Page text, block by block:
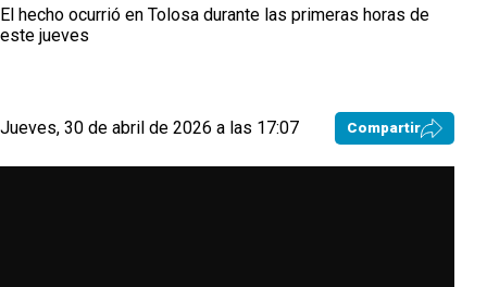
El hecho ocurrió en Tolosa durante las primeras horas de
este jueves
Jueves, 30 de abril de 2026 a las 17:07 Compartir